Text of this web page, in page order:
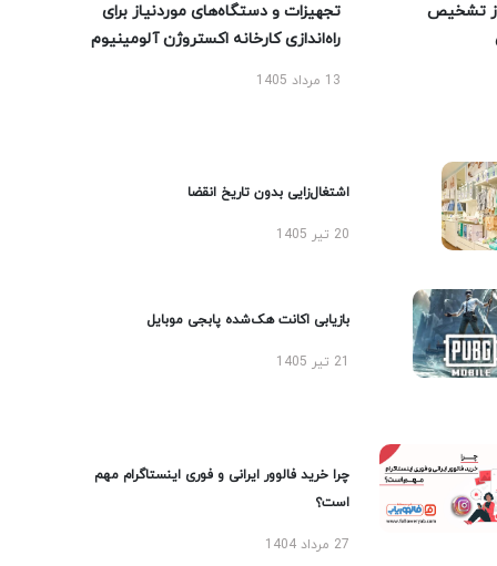
تشخیص
تجهیزات و دستگاه‌های موردنیاز برای
راه‌اندازی کارخانه اکستروژن آلومینیوم
13 مرداد 1405
اشتغال‌زایی بدون تاریخ انقضا
20 تیر 1405
بازیابی اکانت هک‌شده پابجی موبایل
چرا خرید فالوور ایرانی و فوری اینستاگرام مهم
است؟
27 مرداد 1404